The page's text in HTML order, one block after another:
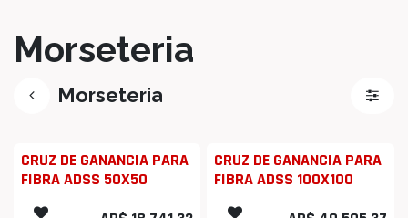
Morseteria
Morseteria
CRUZ DE GANANCIA PARA
FIBRA ADSS 50X50
CRUZ DE GANANCIA PARA
FIBRA ADSS 100X100